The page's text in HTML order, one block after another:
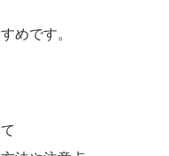
めです。